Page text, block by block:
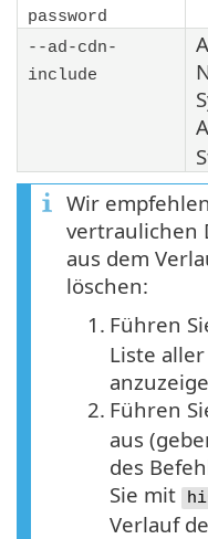
password
--ad-cdn-
include
Wir
vertraulichen
aus dem
löschen:
1. Führen
Liste
2. Führen
aus
des
Sie mit
Verlauf